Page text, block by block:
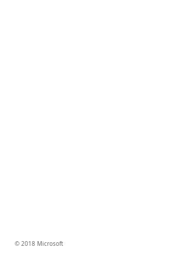
© 2018 Microsoft